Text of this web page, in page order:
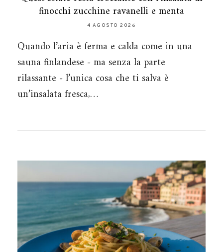
finocchi zucchine ravanelli e menta
4 AGOSTO 2026
Quando l’aria è ferma e calda come in una
sauna finlandese - ma senza la parte
rilassante - l’unica cosa che ti salva è
un’insalata fresca,…